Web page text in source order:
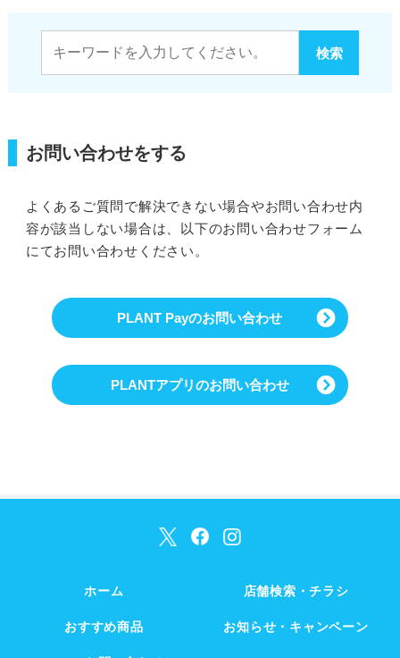
お問い合わせをする
よくあるご質問で解決できない場合やお問い合わせ内
容が該当しない場合は、以下のお問い合わせフォーム
にてお問い合わせください。
PLANT Payのお問い合わせ
PLANTアプリのお問い合わせ
ホーム 店舗検索・チラシ
おすすめ商品 お知らせ・キャンペーン